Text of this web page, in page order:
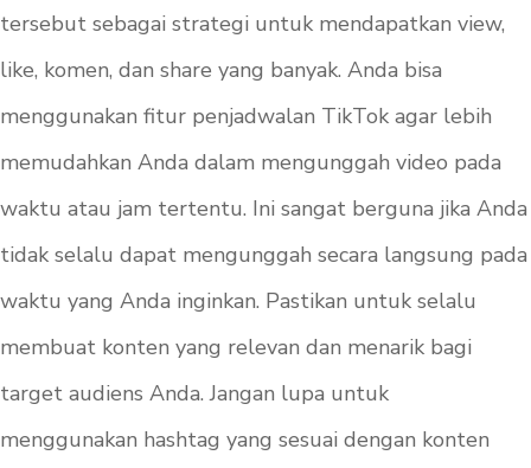
tersebut sebagai strategi untuk mendapatkan view,
like, komen, dan share yang banyak. Anda bisa
menggunakan fitur penjadwalan TikTok agar lebih
memudahkan Anda dalam mengunggah video pada
waktu atau jam tertentu. Ini sangat berguna jika Anda
tidak selalu dapat mengunggah secara langsung pada
waktu yang Anda inginkan. Pastikan untuk selalu
membuat konten yang relevan dan menarik bagi
target audiens Anda. Jangan lupa untuk
menggunakan hashtag yang sesuai dengan konten